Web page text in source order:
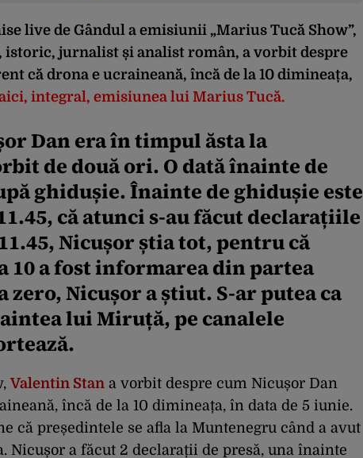
live de Gândul a emisiunii „Marius Tucă Show”,
istoric, jurnalist și analist român, a vorbit despre
că drona e ucraineană, încă de la 10 dimineața,
integral, emisiunea lui Marius Tucă.
Dan era în timpul ăsta la
de două ori. O dată înainte de
ghidușie. Înainte de ghidușie este
că atunci s-au făcut declarațiile
Nicușor știa tot, pentru că
10 a fost informarea din partea
zero, Nicușor a știut. S-ar putea ca
lui Miruță, pe canalele
Valentin Stan a vorbit despre cum Nicușor Dan
încă de la 10 dimineața, în data de 5 iunie.
că președintele se afla la Muntenegru când a avut
Nicușor a făcut 2 declarații de presă, una înainte